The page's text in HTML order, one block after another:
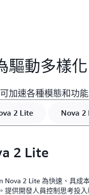
驅動多樣
加速各種模態和功
2 Lite Nova 2
2 Lite
Nova 2 Lite 為快速、具成
提供開發人員控制思考投